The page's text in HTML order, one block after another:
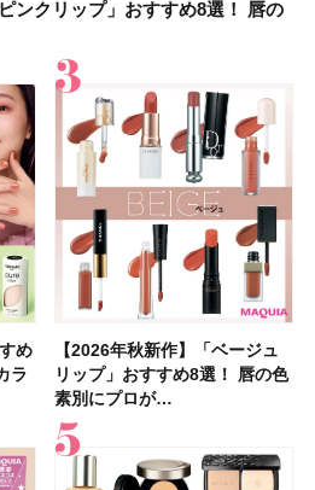
ンクリップ」おすすめ8選！ 唇の
め
ラ
【2026年秋新作】「ベージュ
リップ」おすすめ8選！ 唇の色
素別にプロが…
トコスメ５選】大人になって開眼
け
塗
【石井美保さん】おすすめの
「ブライトニング」11選！ ス
キンケアからサプ…
ンクリップ」おすすめ8選！ 唇の
め
ラ
【2026年秋新作】「ベージュ
リップ」おすすめ8選！ 唇の色
素別にプロが…
ランス」ランキングTOP5！＜美
ケ
【2026年】ボディ用日焼け止
めUVのおすすめ20選！ この夏
注目の人気…
ーラルケア」ランキングTOP5！
菓
っ
【板野友美さんの美活】「最
近、下の歯の矯正を再開したん
です」オーラルケア…
めの髪型30選！ 若く見える・手
型
ィ
【2026年夏】小顔に見えるボ
ブの髪型37選！ レイヤー・切
りっぱなしな…
選】コスメ・スキンケア・ヘアケ
な
【2026年8月の一粒万倍日】お
すすめの開運コスメ＆美容アイ
テム10選！
！先行発売中の「クリアヴェール
プ
【限定】&be「リップカラーデ
ュオ 01 ピンクベージュ」レビ
ュー｜落ち…